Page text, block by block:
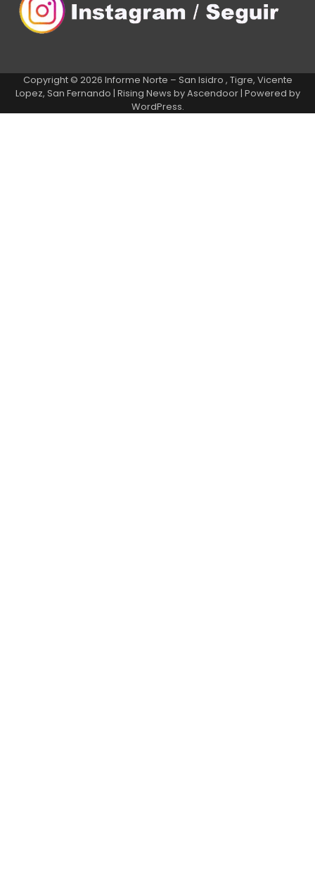
Copyright © 2026 Informe Norte – San Isidro , Tigre, Vicente
Lopez, San Fernando | Rising News byAscendoor| Powered by
WordPress.